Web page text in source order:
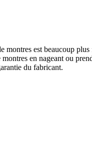
est beaucoup
en nageant ou
du fabricant.